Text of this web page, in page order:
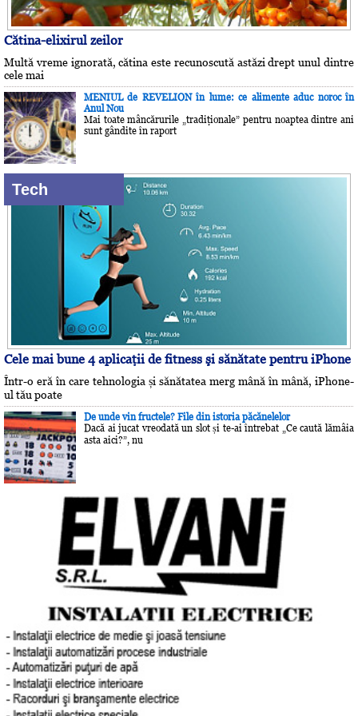
Cătina-elixirul zeilor
Multă vreme ignorată, cătina este recunoscută astăzi drept unul dintre
cele mai
MENIUL de REVELION în lume: ce alimente aduc noroc în
Anul Nou
Mai toate mâncărurile „tradiţionale” pentru noaptea dintre ani
sunt gândite în raport
Tech
Cele mai bune 4 aplicaţii de fitness şi sănătate pentru iPhone
Într-o eră în care tehnologia și sănătatea merg mână în mână, iPhone-
ul tău poate
De unde vin fructele? File din istoria păcănelelor
Dacă ai jucat vreodată un slot și te-ai întrebat „Ce caută lămâia
asta aici?”, nu